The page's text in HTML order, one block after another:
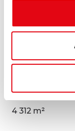
Vente Activités
41200
4 312 m²